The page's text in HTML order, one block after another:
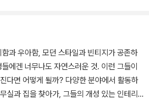
과 우아함, 모던 스타일과 빈티지가 공존하
에겐 너무나도 자연스러운 것. 이런 그들이
다면 어떻게 될까? 다양한 분야에서 활동하
실과 집을 찾아가, 그들의 개성 있는 인테리